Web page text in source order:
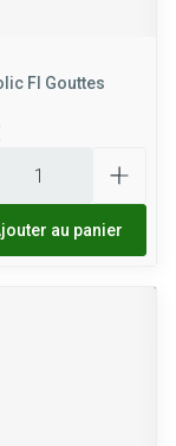
Fl Gouttes
au panier